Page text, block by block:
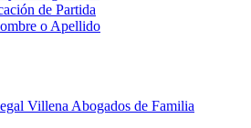
de Partida
o Apellido